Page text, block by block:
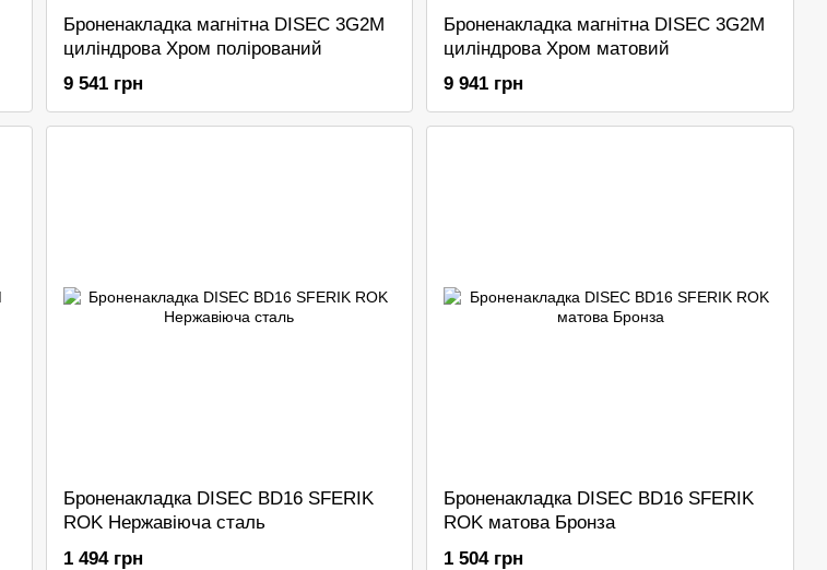
Броненакладка магнітна DISEC 3G2M
циліндрова Хром полірований
9 541 грн
Броненакладка магнітна DISEC 3G2M
циліндрова Хром матовий
9 941 грн
Броненакладка DISEC BD16 SFERIK
ROK Нержавіюча сталь
1 494 грн
Броненакладка DISEC BD16 SFERIK
ROK матова Бронза
1 504 грн